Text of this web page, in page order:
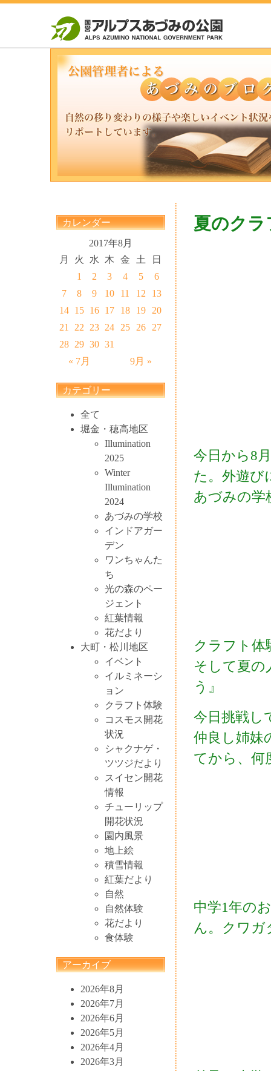
カレンダー
2017年8月
月
火 水 木 金 土 日
« 7月 9月 »
1 2 3 4 5
6
7
8 9 10 11 12
13
14 15 16 17 18 19
20
21
22 23 24 25 26
27
28 29 30 31
カテゴリー
全て
堀金・穂高地区
Illumination
2025
Winter
Illumination
2024
あづみの学校
インドアガー
デン
ワンちゃんた
ち
光の森のペー
ジェント
紅葉情報
花だより
大町・松川地区
イベント
イルミネーシ
ョン
クラフト体験
コスモス開花
状況
シャクナゲ・
ツツジだより
スイセン開花
情報
チューリップ
開花状況
園内風景
地上絵
積雪情報
紅葉だより
自然
自然体験
花だより
食体験
アーカイブ
2026年8月
2026年7月
2026年6月
2026年5月
2026年4月
2026年3月
夏のクラ
今日から8
た。外遊び
あづみの学
クラフト体
そして夏の
う』
今日挑戦し
仲良し姉妹
てから、何
中学1年の
ん。クワガ